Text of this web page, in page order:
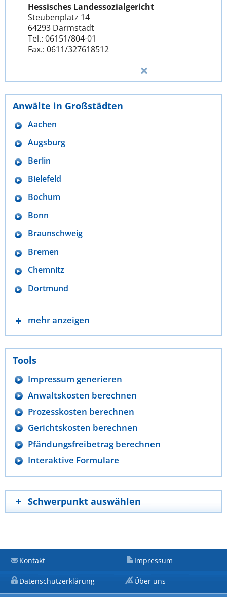
Hessisches Landessozialgericht
Steubenplatz 14
64293 Darmstadt
Tel.: 06151/804-01
Fax.: 0611/327618512
Anwälte in Großstädten
Aachen
Augsburg
Berlin
Bielefeld
Bochum
Bonn
Braunschweig
Bremen
Chemnitz
Dortmund
mehr anzeigen
Tools
Impressum generieren
Anwaltskosten berechnen
Prozesskosten berechnen
Gerichtskosten berechnen
Pfändungsfreibetrag berechnen
Interaktive Formulare
Schwerpunkt auswählen
Kontakt Impressum
Datenschutzerklärung Über uns